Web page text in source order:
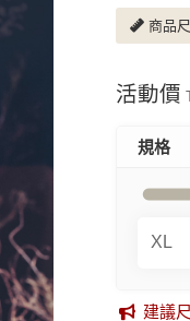
商品
活動價
規格
建議